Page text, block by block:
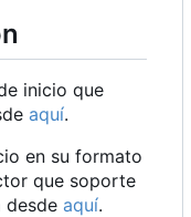
inicio que
aquí.
en su formato
que soporte
desde aquí.